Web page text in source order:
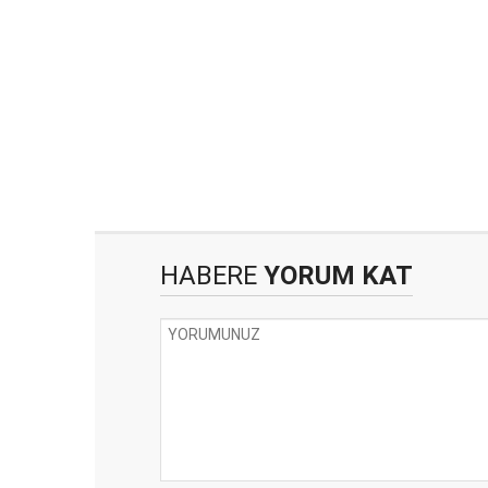
HABERE YORUM KAT